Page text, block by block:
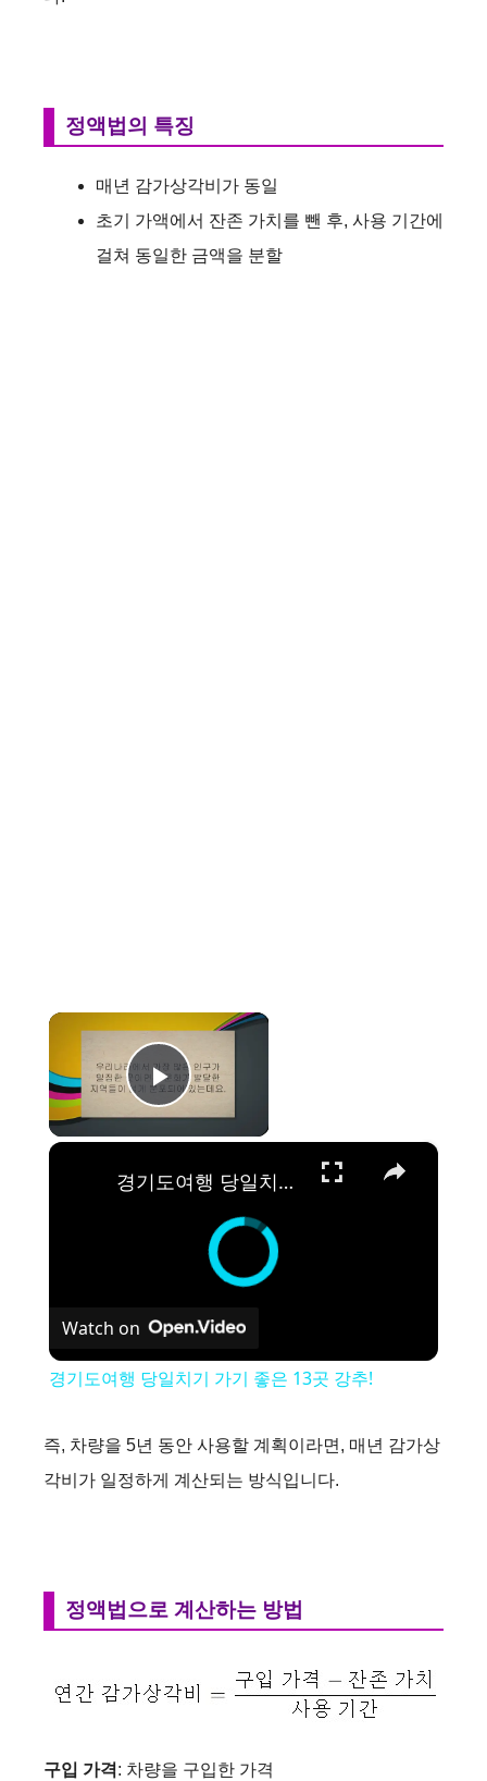
정액법의 특징
매년 감가상각비가 동일
초기 가액에서 잔존 가치를 뺀 후, 사용 기간에
걸쳐 동일한 금액을 분할
×
Play Video
×
경기도여행 당일치기 가기 좋은 13곳 강추!
Watch on
경기도여행 당일치기 가기 좋은 13곳 강추!
즉, 차량을 5년 동안 사용할 계획이라면, 매년 감가상
각비가 일정하게 계산되는 방식입니다.
정액법으로 계산하는 방법
구입 가격 : 차량을 구입한 가격